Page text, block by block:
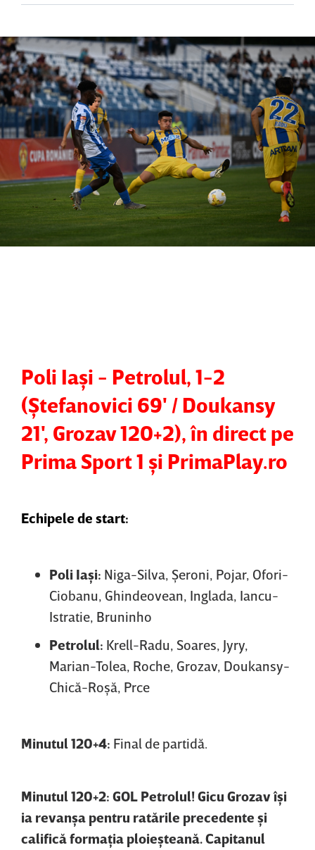
Poli Iaşi - Petrolul, 1-2
(Ştefanovici 69' / Doukansy
21', Grozav 120+2), în direct pe
Prima Sport 1 şi PrimaPlay.ro
Echipele de start:
Poli Iaşi: Niga-Silva, Şeroni, Pojar, Ofori-
Ciobanu, Ghindeovean, Inglada, Iancu-
Istratie, Bruninho
Petrolul: Krell-Radu, Soares, Jyry,
Marian-Tolea, Roche, Grozav, Doukansy-
Chică-Roşă, Prce
Minutul 120+4: Final de partidă.
Minutul 120+2: GOL Petrolul! Gicu Grozav îşi
ia revanşa pentru ratările precedente şi
califică formaţia ploieşteană. Capitanul